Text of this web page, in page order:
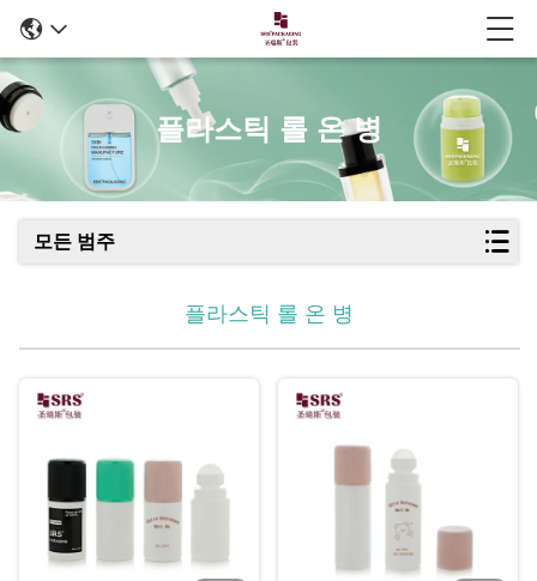
플라스틱 롤 온 병
모든 범주
플라스틱 롤 온 병